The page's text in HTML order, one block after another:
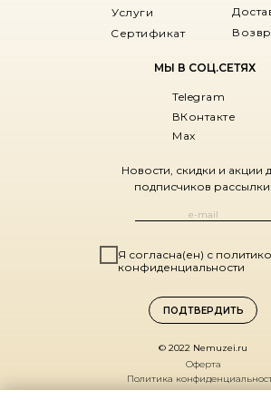
Я согласна(ен) с
конфиденциальности
ПОДТВЕРДИТЬ
Новости, скидки и акции
подписчиков рассылки:
Услуги
Сертификат
МЫ В СОЦ.СЕТЯХ
Telegram
ВКонтакте
Max
Оферта
Политика
© 2022 Nemuzei.ru